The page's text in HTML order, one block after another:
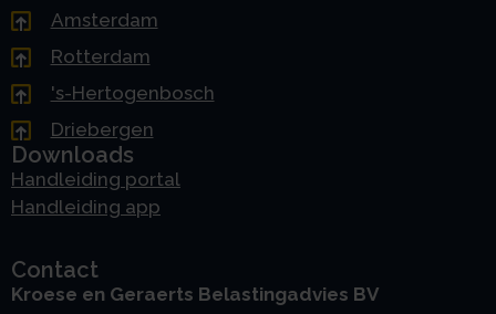
Amsterdam
Rotterdam
's-Hertogenbosch
Driebergen
Downloads
Handleiding portal
Handleiding app
Contact
Kroese en Geraerts Belastingadvies BV